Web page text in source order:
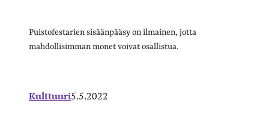
Puistofestarien sisäänpääsy on ilmainen, jotta
mahdollisimman monet voivat osallistua.
Kulttuuri5.5.2022